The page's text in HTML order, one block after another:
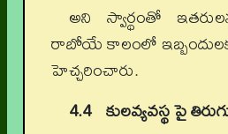
అని స్వార్థంతో
రాబోయే కాలంలో
హెచ్చరించారు.
4.4 కులవ్యవస్థ పై